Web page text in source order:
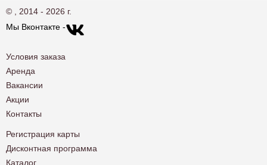
© , 2014 - 2026 г.
Мы Вконтакте -
Условия заказа
Аренда
Вакансии
Акции
Контакты
Регистрация карты
Дисконтная программа
Каталог